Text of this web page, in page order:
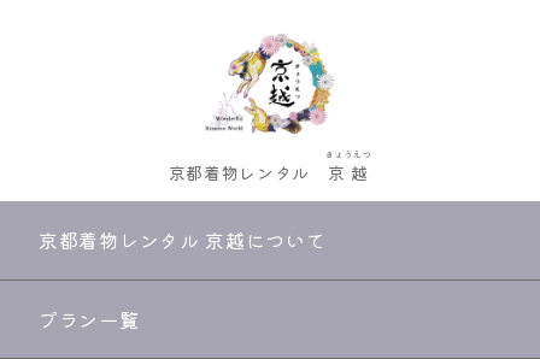
京都着物レンタル 京越
きょうえつ
京都着物レンタル 京越について
プラン一覧